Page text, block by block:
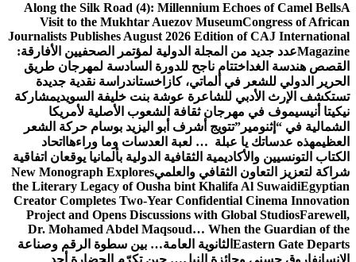
Along the Silk Road (4): Millennium Echoes of Camel BellsA
Visit to the Mukhtar Auezov MuseumCongress of African
Journalists Publishes August 2026 Edition of CAJ International
Magazineعدد جديد من المجلة الدولية لمؤتمر الصحفيين الأفارقة:
القصص هندسة الغد اختتام ناجح للدورة السادسة لمهرجان طريق
الحرير الدولي للشعر في ألماتي، كازاخستاندراسة نقدية جديدة
تستكشف الإرث الأدبي للشاعرة عوشة بنت خليفة السويديمشاركة
نيكيتا أنيسيموف في مهرجان ثقافة الشعوب الأصلية لأمريكا
الشمالية في “إثنومير”تتويج أشرف أبو اليزيد بوسام حركة الشعر
العظيمهذه عدساتك يا عبلة … لعبة العدسات وما وراءها اتحاد
الكتاب التونسيين والأكاديمية الثقافية الدولية بألمانيا يوقعان اتفاقية
شراكة لتعزيز التعاون الثقافي والعلميNew Monograph Explores
the Literary Legacy of Ousha bint Khalifa Al SuwaidiEgyptian
Creator Completes Two-Year Confidential Cinema Innovation
Project and Opens Discussions with Global StudiosFarewell,
Dr. Mohamed Abdel Maqsoud… When the Guardian of the
Eastern Gate Departs الثانوية العامة… بين سطوة الرقم وصناعة